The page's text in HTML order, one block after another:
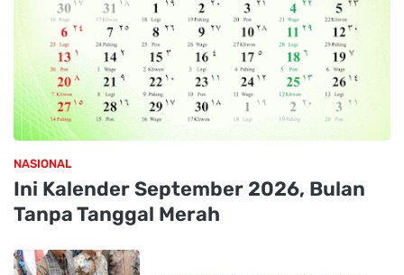
NASIONAL
Ini Kalender September 2026, Bulan
Tanpa Tanggal Merah